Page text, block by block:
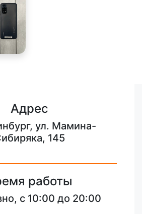
Адрес
ул. Мамина-
145
работы
с 10:00 до 20:00